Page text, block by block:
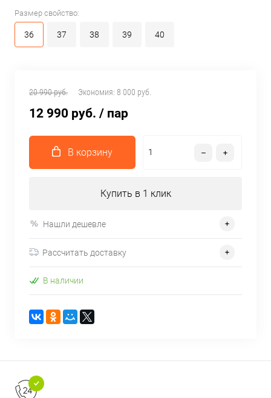
Размер свойство:
36 37 38 39 40
20 990 руб. Экономия: 8 000 руб.
12 990 руб. / пар
В корзину
Купить в 1 клик
Нашли дешевле
Рассчитать доставку
В наличии